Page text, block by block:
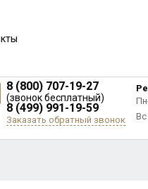
8 (800) 707-19-27
(звонок бесплатный)
8 (499) 991-19-59
Заказать обратный звонок
Вс